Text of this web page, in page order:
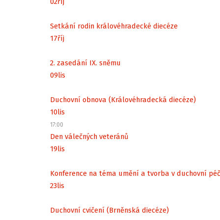
Setkání rodin královéhradecké diecéze
17říj
2. zasedání IX. sněmu
09lis
Duchovní obnova (Královéhradecká diecéze)
10lis
17:00
Den válečných veteránů
19lis
Konference na téma umění a tvorba v duchovní
23lis
Duchovní cvičení (Brněnská diecéze)